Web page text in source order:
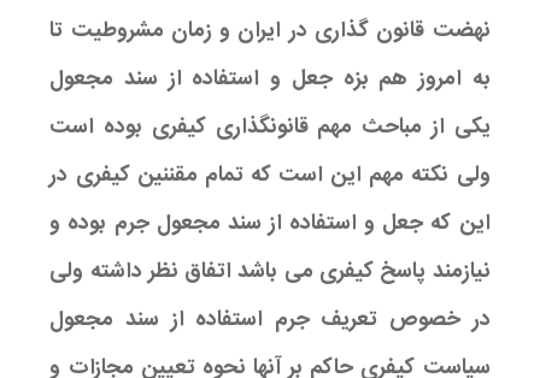
نهضت قانون گذاری در ایران و زمان مشروطیت تا
به امروز هم بزه جعل و استفاده از سند مجعول
یکی از مباحث مهم قانونگذاری کیفری بوده است
ولی نکته مهم این است که تمام مقننین کیفری در
این که جعل و استفاده از سند مجعول جرم بوده و
نیازمند پاسخ کیفری می باشد اتفاق نظر داشته ولی
در خصوص تعریف جرم استفاده از سند مجعول
سیاست کیفری حاکم بر آنها نحوه تعیین مجازات و